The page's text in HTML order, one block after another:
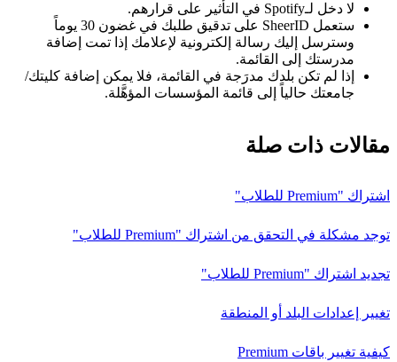
لا دخل لـSpotify في التأثير على قرارهم.
ستعمل SheerID على تدقيق طلبك في غضون 30 يوماً
وسترسل إليك رسالة إلكترونية لإعلامك إذا تمت إضافة
مدرستك إلى القائمة.
إذا لم تكن بلدك مدرَجة في القائمة، فلا يمكن إضافة كليتك/
جامعتك حالياً إلى قائمة المؤسسات المؤهَّلة.
مقالات ذات صلة
اشتراك "Premium للطلاب"
توجد مشكلة في التحقق من اشتراك "Premium للطلاب"
تجديد اشتراك "Premium للطلاب"
تغيير إعدادات البلد أو المنطقة
كيفية تغيير باقات Premium